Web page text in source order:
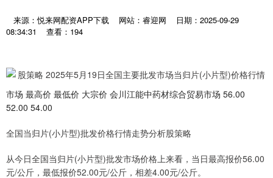
来源：悦来网配资APP下载 网站：睿迎网
日期：2025-09-29
08:34:31
查看：194
市场 最高价 最低价 大宗价 会川江能中药材综合贸易市场 56.00
52.00 54.00
全国当归片(小片型)批发价格行情走势分析股策略
从今日全国当归片(小片型)批发市场价格上来看，当日最高报价56.00
元/公斤，最低报价52.00元/公斤，相差4.00元/公斤。